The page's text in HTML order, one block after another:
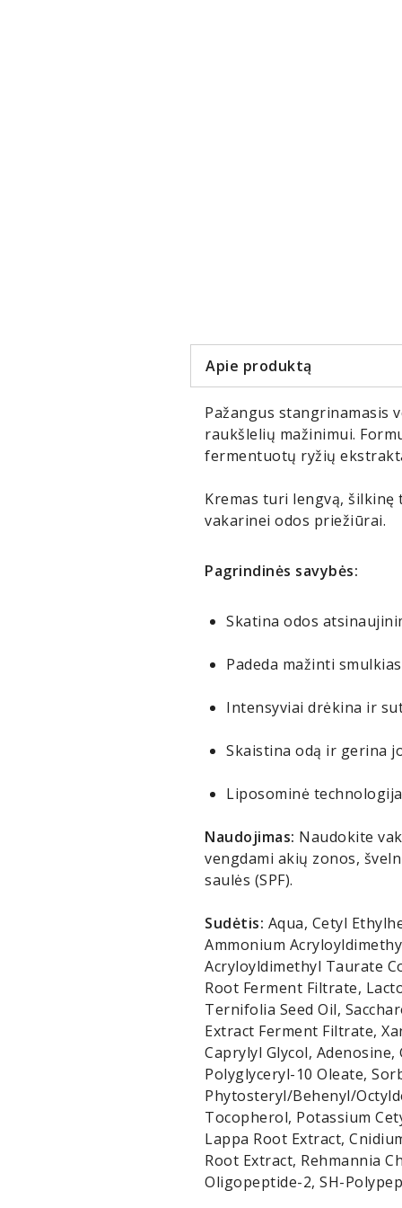
Apie produktą
Pažangus stangrinamasis
raukšlelių mažinimui.
fermentuotų ryžių
Kremas turi lengvą,
vakarinei odos priežiūrai.
Pagrindinės savybės:
Skatina odos
Padeda mažinti
Intensyviai drėkina ir
Skaistina odą ir gerina
Liposominė
Naudojimas: Naudokite
vengdami akių zonos,
saulės (SPF).
Sudėtis: Aqua, Cetyl
Ammonium
Acryloyldimethyl Taurate
Root Ferment Filtrate,
Ternifolia Seed Oil,
Extract Ferment Filtrate,
Caprylyl Glycol,
Polyglyceryl-10 Oleate,
Phytosteryl/Behenyl/
Tocopherol, Potassium
Lappa Root Extract,
Root Extract, Rehmannia
Oligopeptide-2, SH-